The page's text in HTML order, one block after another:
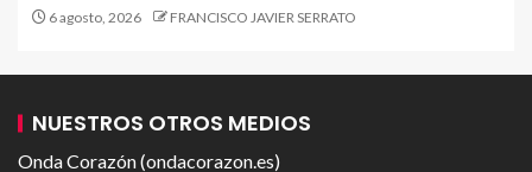
6 agosto, 2026 FRANCISCO JAVIER SERRATO
NUESTROS OTROS MEDIOS
Onda Corazón (ondacorazon.es)